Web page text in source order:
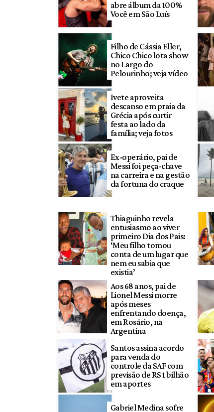
abre álbum da 100%
Você em São Luís
Filho de Cássia Eller,
Chico Chico lota show
no Largo do
Pelourinho; veja vídeo
Ivete aproveita
descanso em praia da
Grécia após curtir
festa ao lado da
família; veja fotos
Ex-operário, pai de
Messi foi peça-chave
na carreira e na gestão
da fortuna do craque
Thiaguinho revela
entusiasmo ao viver
primeiro Dia dos Pais:
‘Meu filho tomou
conta de um lugar que
nem eu sabia que
existia’
Aos 68 anos, pai de
Lionel Messi morre
após meses
enfrentando doença,
em Rosário, na
Argentina
Santos assina acordo
para venda do
controle da SAF com
previsão de R$ 1 bilhão
em aportes
Gabriel Medina sofre